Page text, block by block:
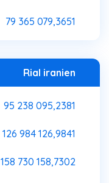
79 365 079,3651
Rial iranien
95 238 095,2381
126 984 126,9841
158 730 158,7302